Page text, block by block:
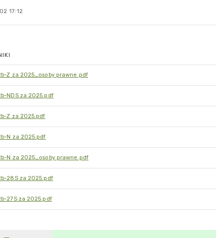
17:12
Z za 2025_osoby prawne.pdf
NDS za 2025.pdf
Z za 2025.pdf
N za 2025.pdf
N za 2025_osoby prawne.pdf
28S za 2025.pdf
27S za 2025.pdf